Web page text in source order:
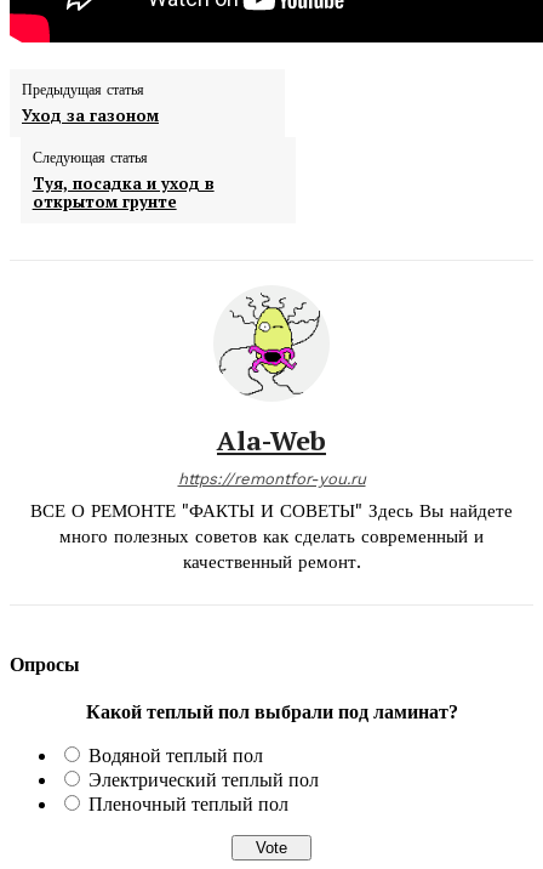
Предыдущая статья
Уход за газоном
Следующая статья
Туя, посадка и уход в
открытом грунте
Ala-Web
https://remontfor-you.ru
ВСЕ О РЕМОНТЕ "ФАКТЫ И СОВЕТЫ" Здесь Вы найдете
много полезных советов как сделать современный и
качественный ремонт.
Опросы
Какой теплый пол выбрали под ламинат?
Водяной теплый пол
Электрический теплый пол
Пленочный теплый пол